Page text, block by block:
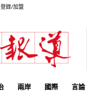
登錄/加盟
獨
家
報
兩岸 國際 言論